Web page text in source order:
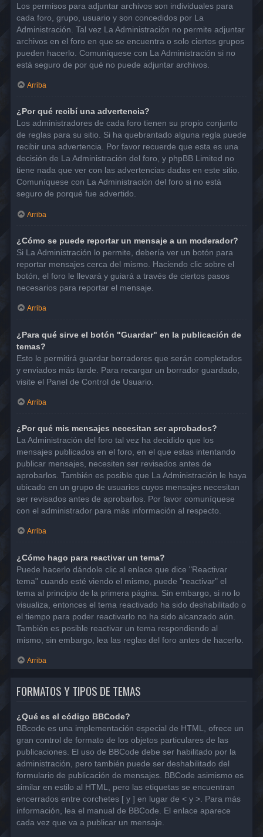
Los permisos para adjuntar archivos son individuales para
cada foro, grupo, usuario y son concedidos por La
Administración. Tal vez La Administración no permite adjuntar
archivos en el foro en que se encuentra o solo ciertos grupos
pueden hacerlo. Comuníquese con La Administración si no
está seguro de por qué no puede adjuntar archivos.
Arriba
¿Por qué recibí una advertencia?
Los administradores de cada foro tienen su propio conjunto
de reglas para su sitio. Si ha quebrantado alguna regla puede
recibir una advertencia. Por favor recuerde que esta es una
decisión de La Administración del foro, y phpBB Limited no
tiene nada que ver con las advertencias dadas en este sitio.
Comuníquese con La Administración del foro si no está
seguro de porqué fue advertido.
Arriba
¿Cómo se puede reportar un mensaje a un moderador?
Si La Administración lo permite, debería ver un botón para
reportar mensajes cerca del mismo. Haciendo clic sobre el
botón, el foro le llevará y guiará a través de ciertos pasos
necesarios para reportar el mensaje.
Arriba
¿Para qué sirve el botón "Guardar" en la publicación de
temas?
Esto le permitirá guardar borradores que serán completados
y enviados más tarde. Para recargar un borrador guardado,
visite el Panel de Control de Usuario.
Arriba
¿Por qué mis mensajes necesitan ser aprobados?
La Administración del foro tal vez ha decidido que los
mensajes publicados en el foro, en el que estas intentando
publicar mensajes, necesiten ser revisados antes de
aprobarlos. También es posible que La Administración le haya
ubicado en un grupo de usuarios cuyos mensajes necesitan
ser revisados antes de aprobarlos. Por favor comuníquese
con el administrador para más información al respecto.
Arriba
¿Cómo hago para reactivar un tema?
Puede hacerlo dándole clic al enlace que dice "Reactivar
tema" cuando esté viendo el mismo, puede "reactivar" el
tema al principio de la primera página. Sin embargo, si no lo
visualiza, entonces el tema reactivado ha sido deshabilitado o
el tiempo para poder reactivarlo no ha sido alcanzado aún.
También es posible reactivar un tema respondiendo al
mismo, sin embargo, lea las reglas del foro antes de hacerlo.
Arriba
FORMATOS Y TIPOS DE TEMAS
¿Qué es el código BBCode?
BBcode es una implementación especial de HTML, ofrece un
gran control de formato de los objetos particulares de las
publicaciones. El uso de BBCode debe ser habilitado por la
administración, pero también puede ser deshabilitado del
formulario de publicación de mensajes. BBCode asimismo es
similar en estilo al HTML, pero las etiquetas se encuentran
encerrados entre corchetes [ y ] en lugar de < y >. Para más
información, lea el manual de BBCode. El enlace aparece
cada vez que va a publicar un mensaje.